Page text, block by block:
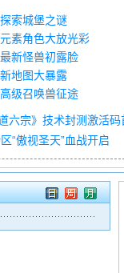
索城堡之谜
素角色大放光彩
新怪兽初露脸
地图大暴露
级召唤兽征途
六宗》技术封测激活码
“傲视圣天”血战开启